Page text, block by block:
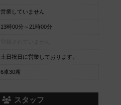
営業していません
13時00分～21時00分
土日祝日に営業しております。
6卓30席
スタッフ